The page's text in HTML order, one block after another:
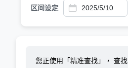
区间设定
您正使用「精准查找」， 查